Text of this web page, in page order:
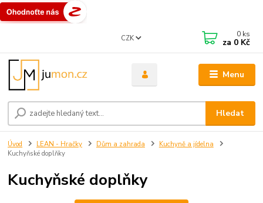
Menu
CZK
Hledat
0 ks
za 0 Kč
Úvod LEAN - Hračky Dům a zahrada
Kuchyně a jídelna
Kuchyňské doplňky
Kuchyňské doplňky